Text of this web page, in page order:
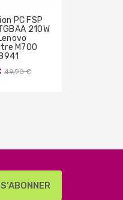
PC FSP
210W
M700
Prix
49,90 €